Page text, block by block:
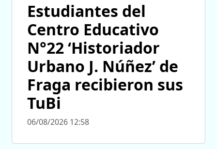
Estudiantes del
Centro Educativo
N°22 ‘Historiador
Urbano J. Núñez’ de
Fraga recibieron sus
TuBi
06/08/2026 12:58